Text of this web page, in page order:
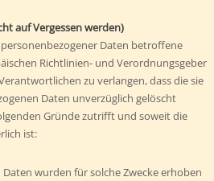
auf Vergessen werden)
Daten betroffene
Richtlinien- und Verordnungsgeber
zu verlangen, dass die sie
Daten unverzüglich gelöscht
Gründe zutrifft und soweit die
ist:
wurden für solche Zwecke erhoben